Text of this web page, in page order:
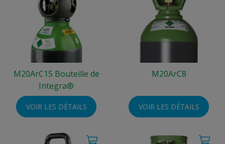
M20ArC15 Bouteille de
Integra®
VOIR LES DÉTAILS
M20ArC8
VOIR LES DÉTAILS